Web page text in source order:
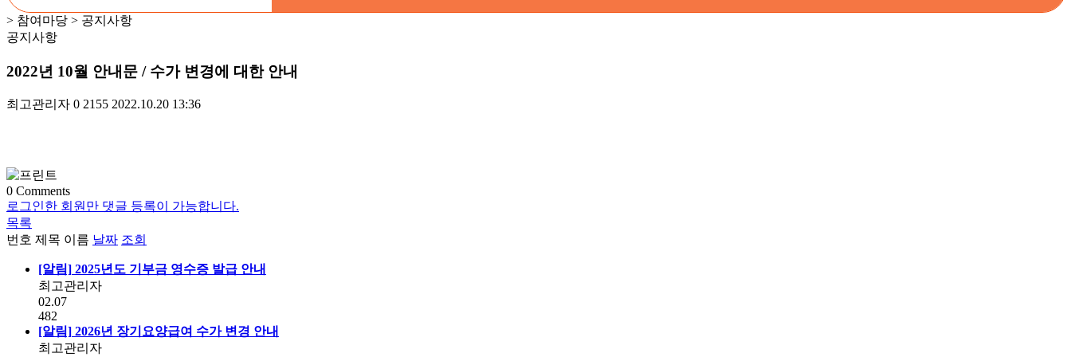
> 참여마당 > 공지사항
공지사항
2022년 10월 안내문 / 수가 변경에 대한 안내
최고관리자 0 2155 2022.10.20 13:36
0 Comments
로그인한 회원만 댓글 등록이 가능합니다.
목록
번호 제목 이름 날짜 조회
[알림] 2025년도 기부금 영수증 발급 안내
최고관리자
02.07
482
[알림] 2026년 장기요양급여 수가 변경 안내
최고관리자